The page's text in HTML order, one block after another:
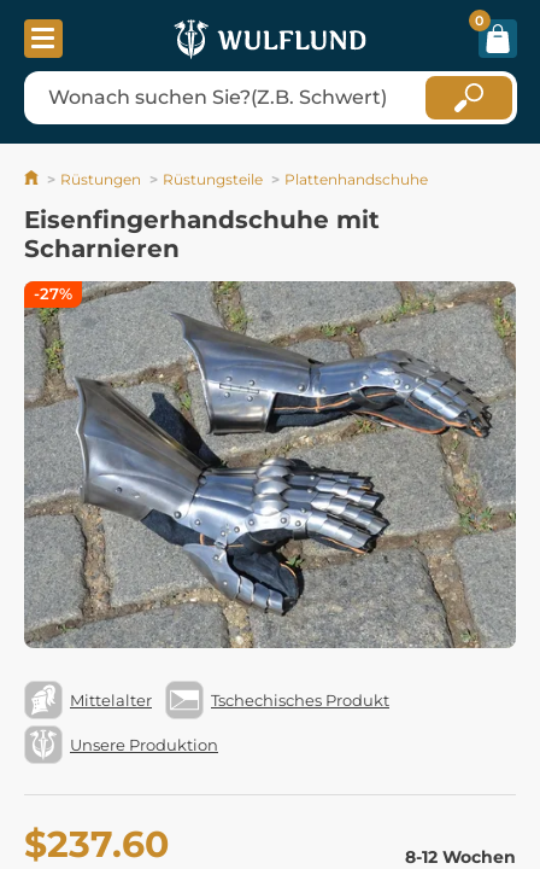
0
Rüstungen Rüstungsteile Plattenhandschuhe
Eisenfingerhandschuhe mit
Scharnieren
Mittelalter Tschechisches Produkt
Unsere Produktion
$237.60 8-12 Wochen
-27%